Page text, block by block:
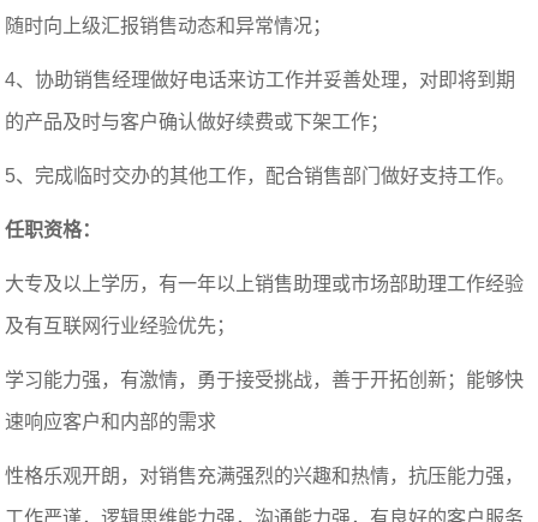
随时向上级汇报销售动态和异常情况；
4、协助销售经理做好电话来访工作并妥善处理，对即将到期
的产品及时与客户确认做好续费或下架工作；
5、完成临时交办的其他工作，配合销售部门做好支持工作。
任职资格：
大专及以上学历，有一年以上销售助理或市场部助理工作经验
及有互联网行业经验优先；
学习能力强，有激情，勇于接受挑战，善于开拓创新；能够快
速响应客户和内部的需求
性格乐观开朗，对销售充满强烈的兴趣和热情，抗压能力强，
工作严谨，逻辑思维能力强，沟通能力强，有良好的客户服务